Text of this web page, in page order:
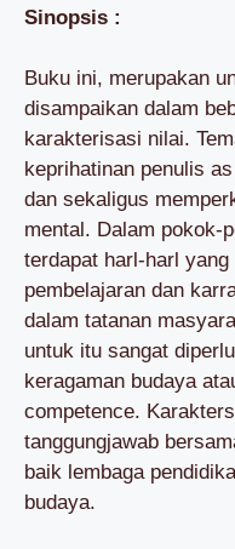
Sinopsis :
Buku ini, merupakan
disampaikan dalam
karakterisasi nilai.
keprihatinan penulis
dan sekaligus
mental. Dalam pokok-
terdapat harl-harl
pembelajaran dan
dalam tatanan
untuk itu sangat
keragaman budaya
competence.
tanggungjawab
baik lembaga
budaya.